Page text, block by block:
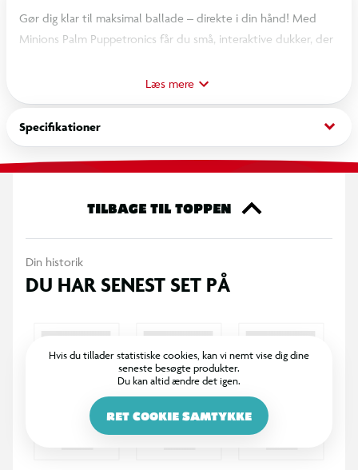
Gør dig klar til maksimal ballade – direkte i din hånd! Med
Minions Palm Puppetronics får du små, interaktive dukker, der
har berøringssensorer og bevægelige hoveder, der vækker
dine gule yndlingsslyngler til live. Åbn op for over 30 skøre
handlinger og lyde, når du kombinerer dem med andre
Puppetronics, og oplev nonstop Minions-kaos. De er små af
størrelse, men store på personlighed – perfekt til fans, der
figurerne snakke og reagere på hinanden – hver karakter med
Læs mere
Specifikationer keyboard_arrow_down
TILBAGE TIL TOPPEN
Din historik
DU HAR SENEST SET PÅ
Hvis du tillader statistiske cookies, kan vi nemt vise dig dine
seneste besøgte produkter.
Du kan altid ændre det igen.
RET COOKIE SAMTYKKE